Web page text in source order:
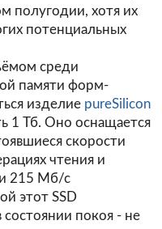
полугодии, хотя их
потенциальных
среди
памяти форм-
изделие pureSilicon
1 Тб. Оно оснащается
скорости
чтения и
215 Мб/с
этот SSD
покоя - не